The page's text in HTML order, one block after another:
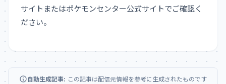
サイトまたはポケモンセンター公式サイトでご確認く
ださい。
自動生成記事: この記事は配信元情報を参考に生成されたものです